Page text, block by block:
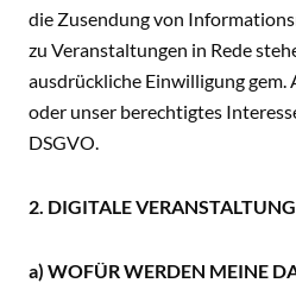
die Zusendung von
zu Veranstaltungen in Rede
ausdrückliche Einwilligung gem.
oder unser berechtigtes
DSGVO.
2. DIGITALE
a) WOFÜR WERDEN MEINE